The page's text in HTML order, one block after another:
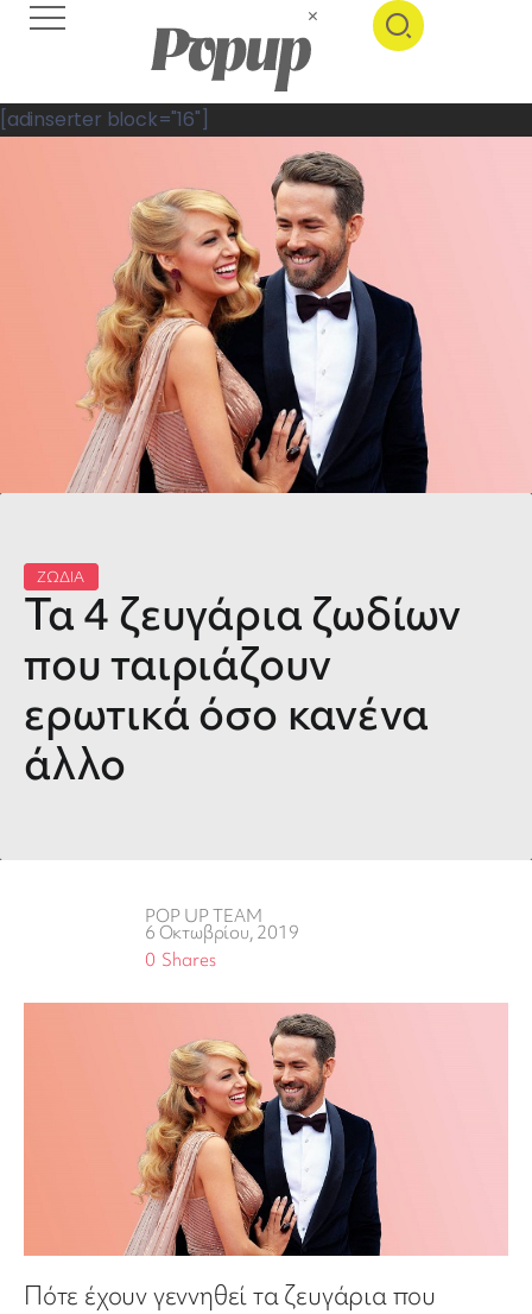
[adinserter block="16"]
ΖΩΔΙΑ
Τα 4 ζευγάρια ζωδίων
που ταιριάζουν
ερωτικά όσο κανένα
άλλο
POP UP TEAM
6 Οκτωβρίου, 2019
Shares
0
Πότε έχουν γεννηθεί τα ζευγάρια που